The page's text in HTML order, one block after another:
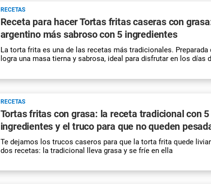
RECETAS
Receta para hacer Tortas fritas caseras con
argentino más sabroso con 5 ingredientes
La torta frita es una de las recetas más tradicionales. Preparada
logra una masa tierna y sabrosa, ideal para disfrutar en los días
RECETAS
Tortas fritas con grasa: la receta tradicional con 5
ingredientes y el truco para que no queden
Te dejamos los trucos caseros para que la torta frita quede
dos recetas: la tradicional lleva grasa y se fríe en ella